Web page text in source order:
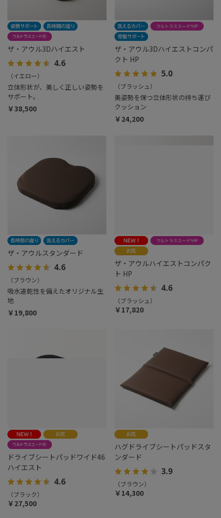
ザ・アウル3Dハイエスト
4.6
（イエロー）
立体形状が、美しく正しい姿勢を
サポート。
￥38,500
ザ・アウル3Dハイエストコンパ
クト HP
5.0
（ブラッシュ）
美姿勢を保つ立体形状の持ち運び
クッション
￥24,200
ザ・アウルスタンダード
4.6
（ブラウン）
吸水速乾性を備えたオリジナル生
地
￥19,800
ザ・アウルハイエストコンパク
ト HP
4.6
（ブラッシュ）
￥17,820
ドライブシートパッドワイド46
ハイエスト
4.6
（ブラック）
￥27,500
ハグドライブシートパッドスタ
ンダード
3.9
（ブラウン）
￥14,300